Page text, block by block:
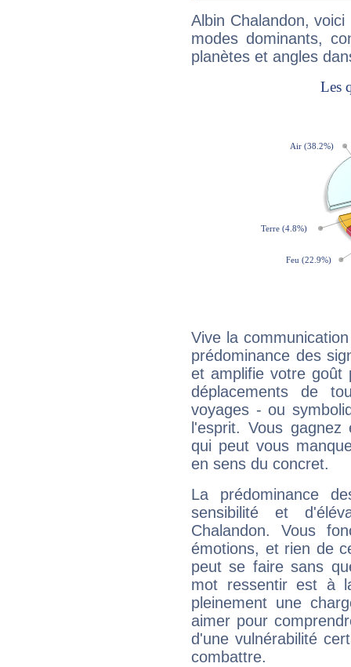
Albin Chalandon,
modes dominants,
planètes et angles
Vive la
prédominance des
et amplifie votre goût
déplacements de
voyages - ou
l'esprit. Vous
qui peut vous
en sens du concret.
La prédominance
sensibilité et
Chalandon. Vous
émotions, et rien de
peut se faire sans
mot ressentir est à
pleinement une
aimer pour
d'une vulnérabilité
combattre.